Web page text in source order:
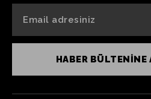
HABER BÜLTENINE